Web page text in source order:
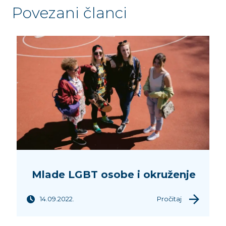
Povezani članci
Mlade LGBT osobe i okruženje
14.09.2022. Pročitaj